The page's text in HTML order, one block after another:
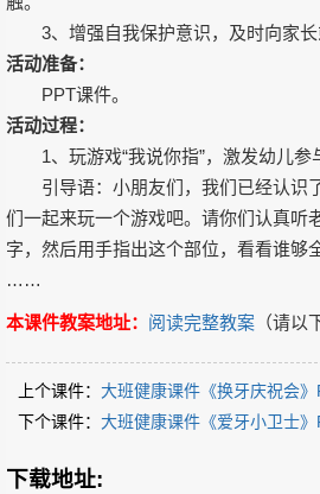
3、增强自我保护意识，及时向家长
活动准备：
PPT课件。
活动过程：
1、玩游戏“我说你指”，激发幼儿参
引导语：小朋友们，我们已经认识
们一起来玩一个游戏吧。请你们认真听
字，然后用手指出这个部位，看看谁够
……
本课件教案地址： 阅读完整教案 （请以
上个课件： 大班健康课件《换牙庆祝会
下个课件： 大班健康课件《爱牙小卫士
下载地址: